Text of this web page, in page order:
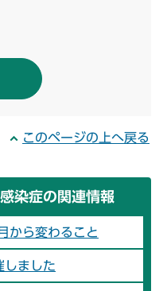
このページの上へ戻る
染症の関連情報
から変わること
しました